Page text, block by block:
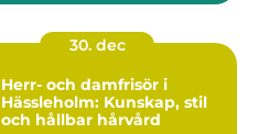
30. dec
Herr- och damfrisör i
Hässleholm: Kunskap, stil
och hållbar hårvård